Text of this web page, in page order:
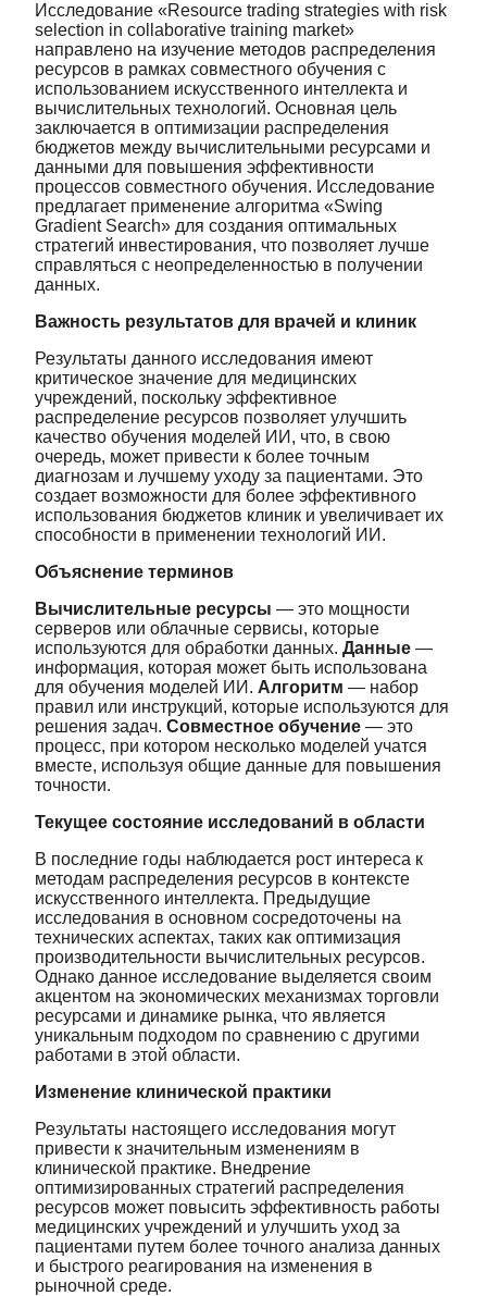
Исследование «Resource trading strategies with risk
selection in collaborative training market»
направлено на изучение методов распределения
ресурсов в рамках совместного обучения с
использованием искусственного интеллекта и
вычислительных технологий. Основная цель
заключается в оптимизации распределения
бюджетов между вычислительными ресурсами и
данными для повышения эффективности
процессов совместного обучения. Исследование
предлагает применение алгоритма «Swing
Gradient Search» для создания оптимальных
стратегий инвестирования, что позволяет лучше
справляться с неопределенностью в получении
данных.
Важность результатов для врачей и клиник
Результаты данного исследования имеют
критическое значение для медицинских
учреждений, поскольку эффективное
распределение ресурсов позволяет улучшить
качество обучения моделей ИИ, что, в свою
очередь, может привести к более точным
диагнозам и лучшему уходу за пациентами. Это
создает возможности для более эффективного
использования бюджетов клиник и увеличивает их
способности в применении технологий ИИ.
Объяснение терминов
Вычислительные ресурсы — это мощности
серверов или облачные сервисы, которые
используются для обработки данных. Данные —
информация, которая может быть использована
для обучения моделей ИИ. Алгоритм — набор
правил или инструкций, которые используются для
решения задач. Совместное обучение — это
процесс, при котором несколько моделей учатся
вместе, используя общие данные для повышения
точности.
Текущее состояние исследований в области
В последние годы наблюдается рост интереса к
методам распределения ресурсов в контексте
искусственного интеллекта. Предыдущие
исследования в основном сосредоточены на
технических аспектах, таких как оптимизация
производительности вычислительных ресурсов.
Однако данное исследование выделяется своим
акцентом на экономических механизмах торговли
ресурсами и динамике рынка, что является
уникальным подходом по сравнению с другими
работами в этой области.
Изменение клинической практики
Результаты настоящего исследования могут
привести к значительным изменениям в
клинической практике. Внедрение
оптимизированных стратегий распределения
ресурсов может повысить эффективность работы
медицинских учреждений и улучшить уход за
пациентами путем более точного анализа данных
и быстрого реагирования на изменения в
рыночной среде.